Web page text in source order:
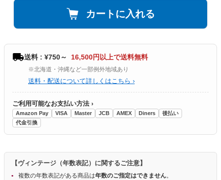
カートに入れる
送料 : ¥750～ 16,500円以上で送料無料
※北海道・沖縄など一部例外地域あり
送料・配送について詳しくはこちら ›
ご利用可能なお支払い方法 ›
Amazon Pay VISA Master JCB AMEX Diners
後払い
代金引換
【ヴィンテージ（年数表記）に関するご注意】
複数の年数表記がある商品は年数のご指定はできません。